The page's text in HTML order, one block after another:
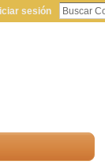
sesión